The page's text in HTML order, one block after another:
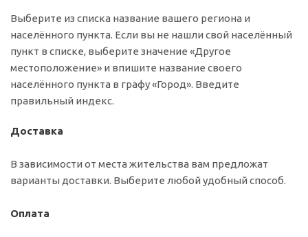
Выберите из списка название вашего региона и
населённого пункта. Если вы не нашли свой населённый
пункт в списке, выберите значение «Другое
местоположение» и впишите название своего
населённого пункта в графу «Город». Введите
правильный индекс.
Доставка
В зависимости от места жительства вам предложат
варианты доставки. Выберите любой удобный способ.
Оплата